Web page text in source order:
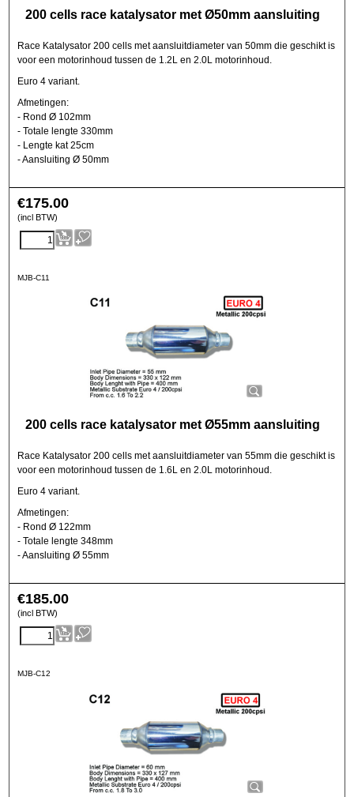
200 cells race katalysator met Ø50mm aansluiting
Race Katalysator 200 cells met aansluitdiameter van 50mm die geschikt is
voor een motorinhoud tussen de 1.2L en 2.0L motorinhoud.
Euro 4 variant.
Afmetingen:
- Rond Ø 102mm
- Totale lengte 330mm
- Lengte kat 25cm
- Aansluiting Ø 50mm
€175.00
(incl BTW)
MJB-C11
200 cells race katalysator met Ø55mm aansluiting
Race Katalysator 200 cells met aansluitdiameter van 55mm die geschikt is
voor een motorinhoud tussen de 1.6L en 2.0L motorinhoud.
Euro 4 variant.
Afmetingen:
- Rond Ø 122mm
- Totale lengte 348mm
- Aansluiting Ø 55mm
€185.00
(incl BTW)
MJB-C12